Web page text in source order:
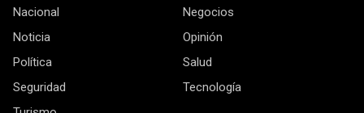
Nacional
Negocios
Noticia
Opinión
Política
Salud
Seguridad
Tecnología